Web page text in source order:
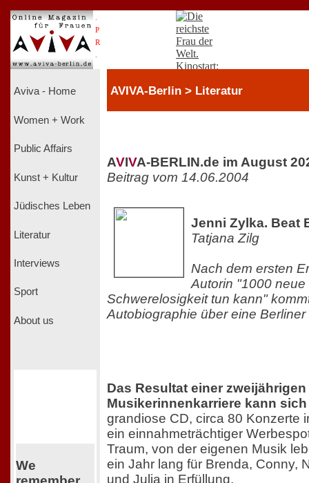
P
R
Aviva - Home
Women + Work
Public Affairs
Kunst + Kultur
Jüdisches Leben
Literatur
Interviews
Sport
About us
We
AVIVA-Berlin > Literatur
AVIVA-BERLIN.de im August
Beitrag vom 14.06.2004
Jenni Zylka. Beat
Tatjana Zilg
Nach dem ersten
Autorin "1000
Schwerelosigkeit tun kann"
Autobiographie über eine
Das Resultat einer zweijährigen
Musikerinnenkarriere kann
grandiose CD, circa 80 Konzerte
ein einnahmeträchtiger
Traum, von der eigenen Musik
ein Jahr lang für Brenda, Conny,
und Julia in Erfüllung.